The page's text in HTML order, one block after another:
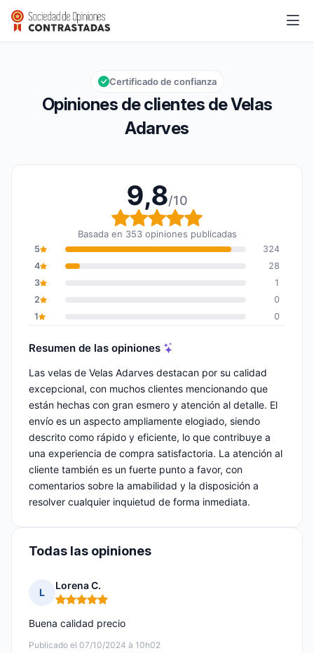
Velas Adarves
Calificación global: 9,8 de 10
9,8/10
Opiniones de clientes de Velas
Adarves
Certificado de confianza
9,8/10
Calificación global: 9,8
Basada en 353 opiniones publicadas
5
324
4
28
3
1
2
0
1
0
Resumen de las opiniones
Las velas de Velas Adarves destacan por su calidad
excepcional, con muchos clientes mencionando que
están hechas con gran esmero y atención al detalle. El
envío es un aspecto ampliamente elogiado, siendo
descrito como rápido y eficiente, lo que contribuye a
una experiencia de compra satisfactoria. La atención al
cliente también es un fuerte punto a favor, con
comentarios sobre la amabilidad y la disposición a
resolver cualquier inquietud de forma inmediata.
Todas las opiniones
L
Lorena C.
Nota: 5 de 5
Publicado el 07/10/2024 à 10h02
Buena calidad precio